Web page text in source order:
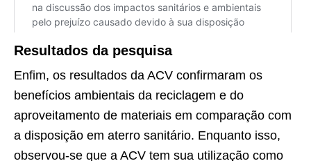
Resultados da pesquisa
Enfim, os resultados da ACV confirmaram os
benefícios ambientais da reciclagem e do
aproveitamento de materiais em comparação com
a disposição em aterro sanitário. Enquanto isso,
observou-se que a ACV tem sua utilização como